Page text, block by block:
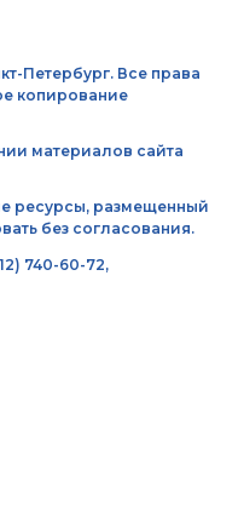
Петербург. Все права
копирование
материалов сайта
ресурсы, размещенный
без согласования.
740-60-72,